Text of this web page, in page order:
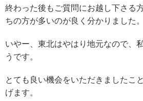
終わった後もご質問にお越し下さる
ちの方が多いのが良く分かりました。
いやー、東北はやはり地元なので、
うです。
とても良い機会をいただきましたこ
げます。